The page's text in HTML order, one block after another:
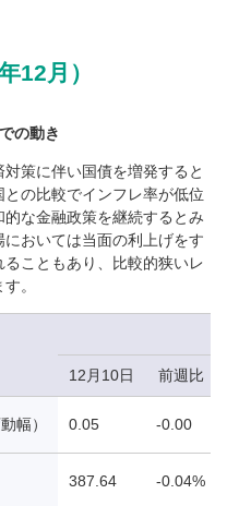
12月）
の動き
策に伴い国債を増発すると
の比較でインフレ率が低位
な金融政策を継続するとみ
おいては当面の利上げをす
こともあり、比較的狭いレ
。
12月10日 前週比
幅） 0.05 -0.00
387.64 -0.04%